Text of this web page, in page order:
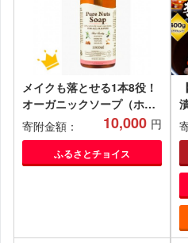
メイクも落とせる1本8役！
オーガニックソープ（ホワ
イトローズの香り）
寄附金額： 10,000 円
ふるさとチョイス